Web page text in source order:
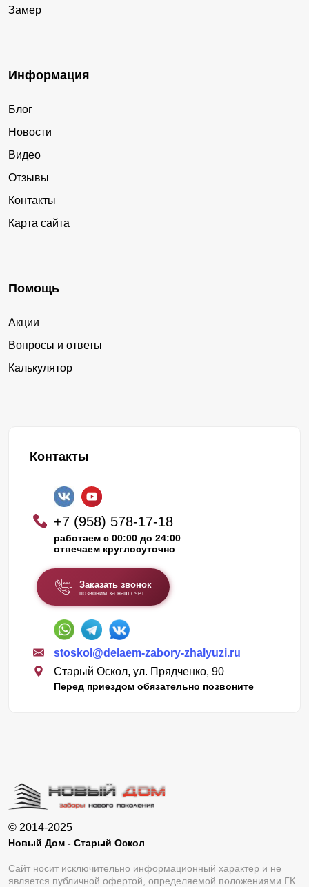
Замер
Информация
Блог
Новости
Видео
Отзывы
Контакты
Карта сайта
Помощь
Акции
Вопросы и ответы
Калькулятор
Контакты
+7 (958) 578-17-18
работаем с 00:00 до 24:00
отвечаем круглосуточно
Заказать звонок
позвоним за наш счет
stoskol@delaem-zabory-zhalyuzi.ru
Старый Оскол, ул. Прядченко, 90
Перед приездом обязательно позвоните
© 2014-2025
Новый Дом - Старый Оскол
Сайт носит исключительно информационный характер и не
является публичной офертой, определяемой положениями ГК